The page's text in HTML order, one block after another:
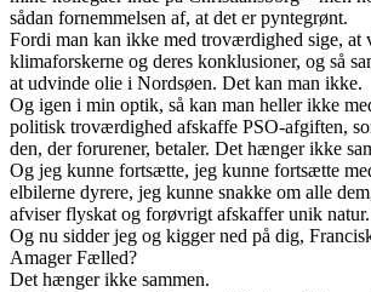
sådan fornemmelsen af, at det er pyntegrønt.
Fordi man kan ikke med troværdighed sige, at
klimaforskerne og deres konklusioner, og så
at udvinde olie i Nordsøen. Det kan man ikke.
Og igen i min optik, så kan man heller ikke
politisk troværdighed afskaffe PSO-afgiften,
den, der forurener, betaler. Det hænger ikke
Og jeg kunne fortsætte, jeg kunne fortsætte
elbilerne dyrere, jeg kunne snakke om alle
afviser flyskat og forøvrigt afskaffer unik
Og nu sidder jeg og kigger ned på dig,
Amager Fælled?
Det hænger ikke sammen.